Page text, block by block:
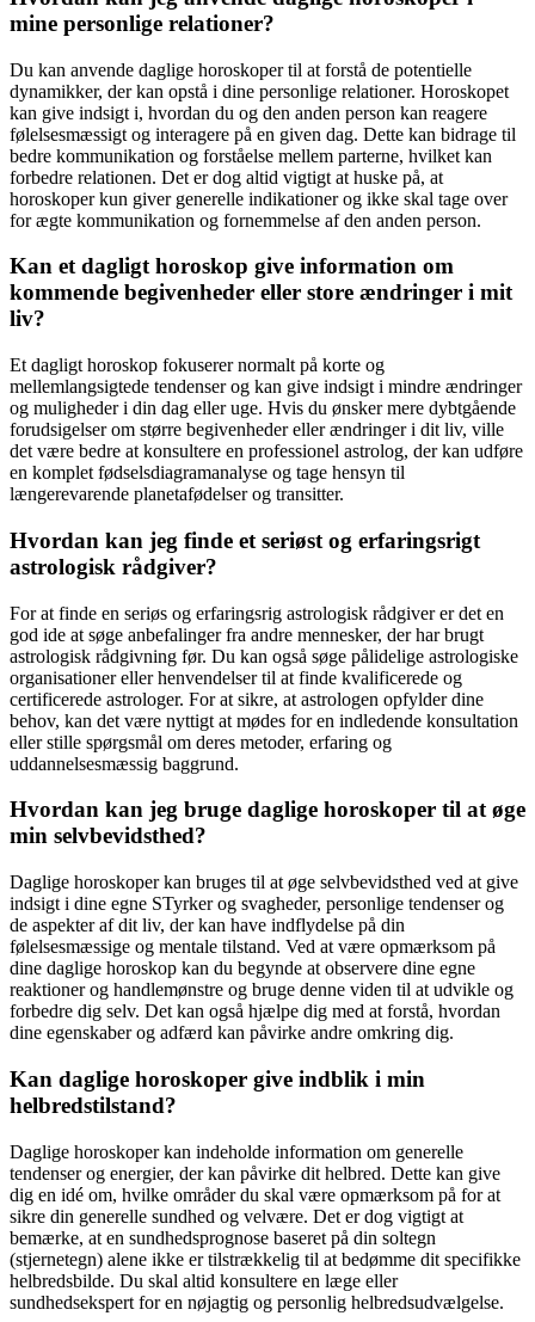
mine personlige relationer?
Du kan anvende daglige horoskoper til at forstå de potentielle
dynamikker, der kan opstå i dine personlige relationer. Horoskopet
kan give indsigt i, hvordan du og den anden person kan reagere
følelsesmæssigt og interagere på en given dag. Dette kan bidrage til
bedre kommunikation og forståelse mellem parterne, hvilket kan
forbedre relationen. Det er dog altid vigtigt at huske på, at
horoskoper kun giver generelle indikationer og ikke skal tage over
for ægte kommunikation og fornemmelse af den anden person.
Kan et dagligt horoskop give information om
kommende begivenheder eller store ændringer i mit
liv?
Et dagligt horoskop fokuserer normalt på korte og
mellemlangsigtede tendenser og kan give indsigt i mindre ændringer
og muligheder i din dag eller uge. Hvis du ønsker mere dybtgående
forudsigelser om større begivenheder eller ændringer i dit liv, ville
det være bedre at konsultere en professionel astrolog, der kan udføre
en komplet fødselsdiagramanalyse og tage hensyn til
længerevarende planetafødelser og transitter.
Hvordan kan jeg finde et seriøst og erfaringsrigt
astrologisk rådgiver?
For at finde en seriøs og erfaringsrig astrologisk rådgiver er det en
god ide at søge anbefalinger fra andre mennesker, der har brugt
astrologisk rådgivning før. Du kan også søge pålidelige astrologiske
organisationer eller henvendelser til at finde kvalificerede og
certificerede astrologer. For at sikre, at astrologen opfylder dine
behov, kan det være nyttigt at mødes for en indledende konsultation
eller stille spørgsmål om deres metoder, erfaring og
uddannelsesmæssig baggrund.
Hvordan kan jeg bruge daglige horoskoper til at øge
min selvbevidsthed?
Daglige horoskoper kan bruges til at øge selvbevidsthed ved at give
indsigt i dine egne STyrker og svagheder, personlige tendenser og
de aspekter af dit liv, der kan have indflydelse på din
følelsesmæssige og mentale tilstand. Ved at være opmærksom på
dine daglige horoskop kan du begynde at observere dine egne
reaktioner og handlemønstre og bruge denne viden til at udvikle og
forbedre dig selv. Det kan også hjælpe dig med at forstå, hvordan
dine egenskaber og adfærd kan påvirke andre omkring dig.
Kan daglige horoskoper give indblik i min
helbredstilstand?
Daglige horoskoper kan indeholde information om generelle
tendenser og energier, der kan påvirke dit helbred. Dette kan give
dig en idé om, hvilke områder du skal være opmærksom på for at
sikre din generelle sundhed og velvære. Det er dog vigtigt at
bemærke, at en sundhedsprognose baseret på din soltegn
(stjernetegn) alene ikke er tilstrækkelig til at bedømme dit specifikke
helbredsbilde. Du skal altid konsultere en læge eller
sundhedsekspert for en nøjagtig og personlig helbredsudvælgelse.